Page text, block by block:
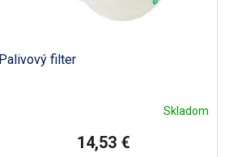
Palivový filter
Skladom
14,53 €